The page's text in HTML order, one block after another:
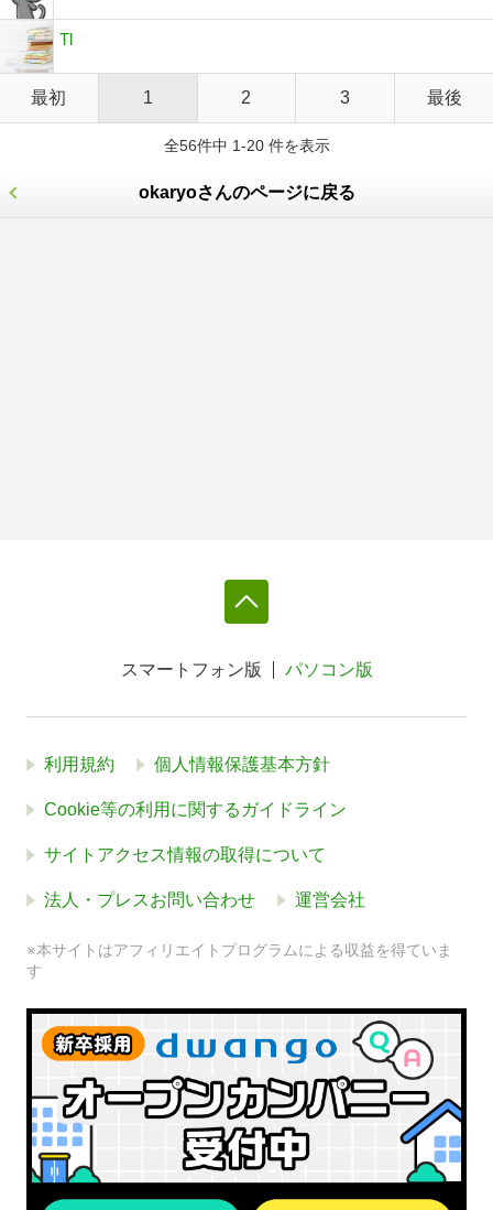
Tl
最初 1 2 3 最後
全56件中 1-20 件を表示
okaryoさんのページに戻る
スマートフォン版 パソコン版
利用規約 個人情報保護基本方針
Cookie等の利用に関するガイドライン
サイトアクセス情報の取得について
法人・プレスお問い合わせ 運営会社
※本サイトはアフィリエイトプログラムによる収益を得ていま
す